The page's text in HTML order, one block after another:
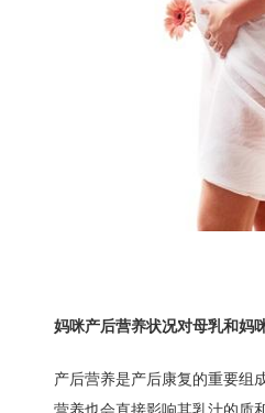
妈咪产后营养状况对母乳和妈
产后营养是产后康复的重要组